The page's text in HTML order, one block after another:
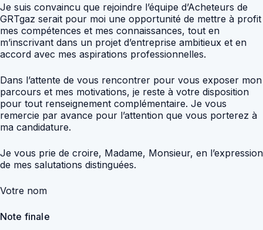
Je suis convaincu que rejoindre l’équipe d’Acheteurs de
GRTgaz serait pour moi une opportunité de mettre à profit
mes compétences et mes connaissances, tout en
m’inscrivant dans un projet d’entreprise ambitieux et en
accord avec mes aspirations professionnelles.
Dans l’attente de vous rencontrer pour vous exposer mon
parcours et mes motivations, je reste à votre disposition
pour tout renseignement complémentaire. Je vous
remercie par avance pour l’attention que vous porterez à
ma candidature.
Je vous prie de croire, Madame, Monsieur, en l’expression
de mes salutations distinguées.
Votre nom
Note finale